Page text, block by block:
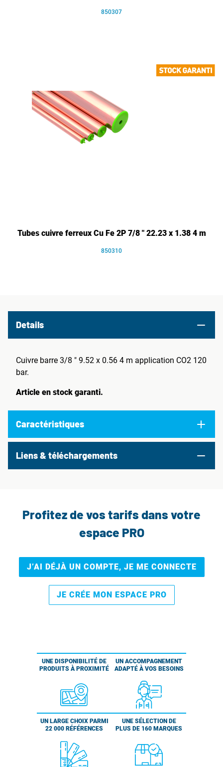
850307
Tubes cuivre ferreux Cu Fe 2P 7/8 " 22.23 x 1.38 4 m
850310
Details
Cuivre barre 3/8 " 9.52 x 0.56 4 m application CO2 120
bar.
Article en stock garanti.
Caractéristiques
Liens & téléchargements
Profitez de vos tarifs dans votre
espace PRO
J’AI DÉJÀ UN COMPTE, JE ME CONNECTE
JE CRÉE MON ESPACE PRO
UNE DISPONIBILITÉ DE
PRODUITS À PROXIMITÉ
UN ACCOMPAGNEMENT
ADAPTÉ À VOS BESOINS
UN LARGE CHOIX PARMI
22 000 RÉFÉRENCES
UNE SÉLECTION DE
PLUS DE 160 MARQUES